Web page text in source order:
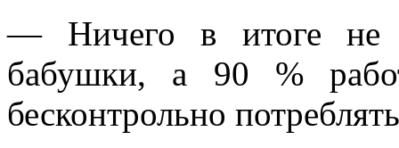
— Ничего в итоге не
бабушки, а 90 %
бесконтрольно